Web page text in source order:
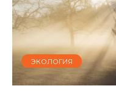
ЭКОЛОГИЯ